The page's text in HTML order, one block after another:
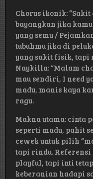
Chorus ikonik:
bayangkan jika
yang semu /
tubuhmu jika di
yang sakit fisik, tapi
Naykilla: “Malam
mau sendiri, I need
madu, manis kaya
ragu.
Makna utama: cinta
seperti madu, pahit
cewek untuk pilih
tapi rindu. Referensi
playful, tapi inti tetap
keberanian hadapi